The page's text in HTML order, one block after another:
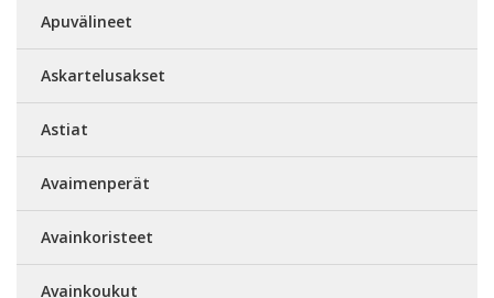
Apuvälineet
Askartelusakset
Astiat
Avaimenperät
Avainkoristeet
Avainkoukut